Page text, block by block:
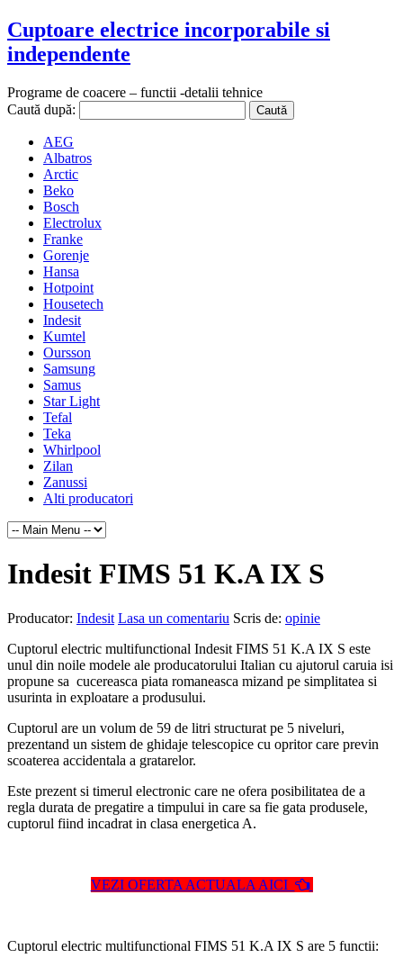
Cuptoare electrice incorporabile si
independente
Programe de coacere – functii -detalii tehnice
Caută după:
AEG
Albatros
Arctic
Beko
Bosch
Electrolux
Franke
Gorenje
Hansa
Hotpoint
Housetech
Indesit
Kumtel
Oursson
Samsung
Samus
Star Light
Tefal
Teka
Whirlpool
Zilan
Zanussi
Alti producatori
Indesit FIMS 51 K.A IX S
Producator: Indesit Lasa un comentariu Scris de: opinie
Cuptorul electric multifunctional Indesit FIMS 51 K.A IX S este
unul din noile modele ale producatorului Italian cu ajutorul caruia isi
propune sa cucereasca piata romaneasca mizand pe simplitatea si
usurinta in exploatare a produsului.
Cuptorul are un volum de 59 de litri structurat pe 5 niveluri,
prezentand un sistem de ghidaje telescopice cu opritor care previn
scoaterea accidentala a gratarelor.
Este prezent si timerul electronic care ne ofera posibilitatea de a
regla durata de pregatire a timpului in care sa fie gata produsele,
cuptorul fiind incadrat in clasa energetica A.
VEZI OFERTA ACTUALA AICI
Cuptorul electric multifunctional FIMS 51 K.A IX S are 5 functii: